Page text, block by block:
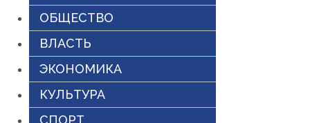
ОБЩЕСТВО
ВЛАСТЬ
ЭКОНОМИКА
КУЛЬТУРА
СПОРТ